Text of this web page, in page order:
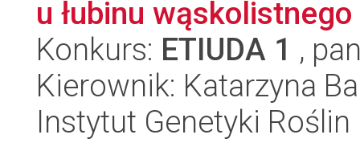
u łubinu
Konkurs: ETIUDA 1 ,
Kierownik: Katarzyna
Instytut Genetyki Roślin